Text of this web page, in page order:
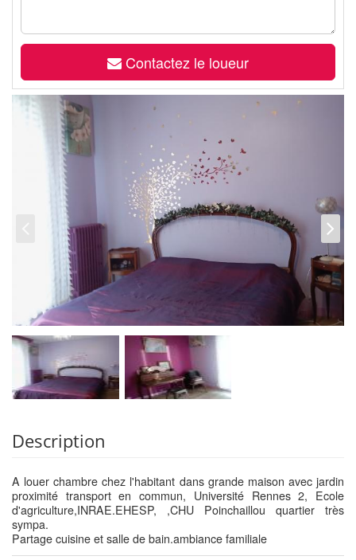
Contactez le loueur
Description
A louer chambre chez l'habitant dans grande maison avec jardin
proximité transport en commun, Université Rennes 2, Ecole
d'agriculture,INRAE.EHESP, ,CHU Poinchaillou quartier très
sympa.
Partage cuisine et salle de bain.ambiance familiale